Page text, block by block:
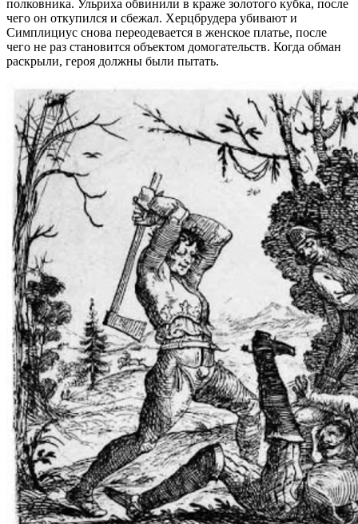
полковника. Ульриха обвинили в краже золотого кубка, после
чего он откупился и сбежал. Херцбрудера убивают и
Симплициус снова переодевается в женское платье, после
чего не раз становится объектом домогательств. Когда обман
раскрыли, героя должны были пытать.